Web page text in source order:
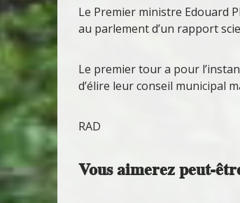
Le Premier ministre Edouard
au parlement d’un rapport
Le premier tour a pour
d’élire leur conseil municipal
RAD
Vous aimerez peut-